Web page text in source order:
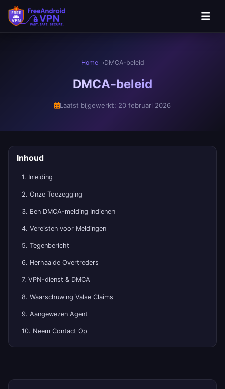
Ga naar hoofdinhoud
Home DMCA-beleid
DMCA-beleid
Laatst bijgewerkt: 20 februari 2026
Inhoud
1. Inleiding
2. Onze Toezegging
3. Een DMCA-melding Indienen
4. Vereisten voor Meldingen
5. Tegenbericht
6. Herhaalde Overtreders
7. VPN-dienst & DMCA
8. Waarschuwing Valse Claims
9. Aangewezen Agent
10. Neem Contact Op